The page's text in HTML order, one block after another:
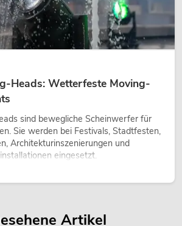
Heads: Wetterfeste Moving-
sind bewegliche Scheinwerfer für
Sie werden bei Festivals, Stadtfesten,
Architekturinszenierungen und
eingesetzt.
Artikel